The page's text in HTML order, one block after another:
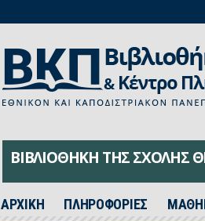
ΒΙΒΛΙΟΘΗΚΗ ΤΗΣ ΣΧΟΛΗΣ
ΑΡΧΙΚH ΠΛΗΡΟΦΟΡΙΕΣ